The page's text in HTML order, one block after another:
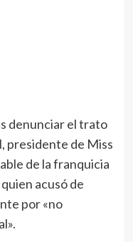
denunciar el trato
presidente de Miss
de la franquicia
acusó de
por «no